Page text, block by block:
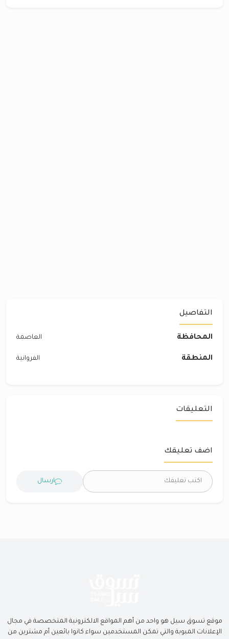
التفاصيل
المحافظة العاصمة
المنطقة الفروانية
التعليقات
اضف تعليقك
ارسال
موقع تسوق سيل هو واحد من أهم المواقع الالكترونية المتخصصة في مجال
الإعلانات المبوبة والتي تمكن المستخدمين سواء كانوا بائعين أم مشترين من